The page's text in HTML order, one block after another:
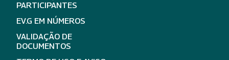
PARTICIPANTES
EV.G EM NÚMEROS
VALIDAÇÃO DE
DOCUMENTOS